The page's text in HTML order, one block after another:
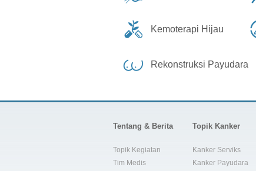
Kemoterapi Hijau
Rekonstruksi Payudara
Tentang & Berita
Topik Kegiatan
Tim Medis
Topik Kanker
Kanker Serviks
Kanker Payudara